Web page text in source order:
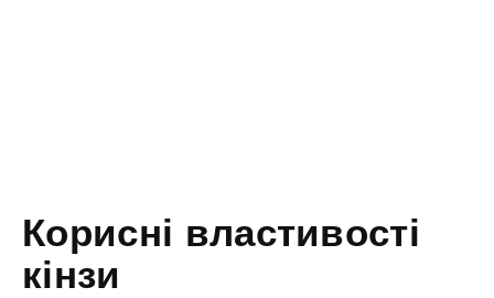
Корисні властивості
кінзи